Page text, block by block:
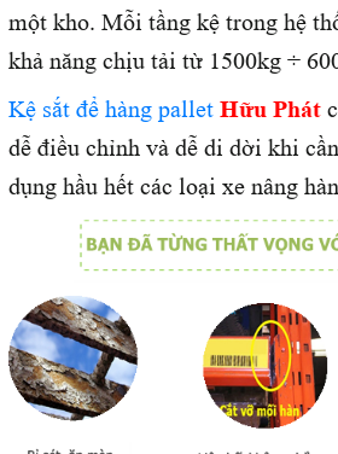
một kho. Mỗi tầng kệ trong hệ
khả năng chịu tải từ 1500kg ÷
Kệ sắt để hàng pallet Hữu Phát
dễ điều chỉnh và dễ di dời khi
dụng hầu hết các loại xe nâng